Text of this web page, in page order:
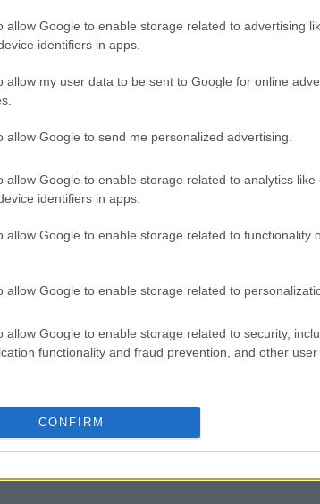
allow Google to enable storage related to advertising
identifiers in apps.
allow my user data to be sent to Google for online
allow Google to send me personalized advertising.
allow Google to enable storage related to analytics like
identifiers in apps.
allow Google to enable storage related to functionality
allow Google to enable storage related to
allow Google to enable storage related to security,
functionality and fraud prevention, and other user
CONFIRM
Venezia spiccano come le aree più
Qui, le proprietà di prestigio
quindi che stia crescendo
da paesi come Cina, Russia e Stati
per investimenti immobiliari.
più interessanti
della Moda è senza dubbio
di alta classe che creano
un elevato standard di vita, ma
nel cuore della moda e del design?